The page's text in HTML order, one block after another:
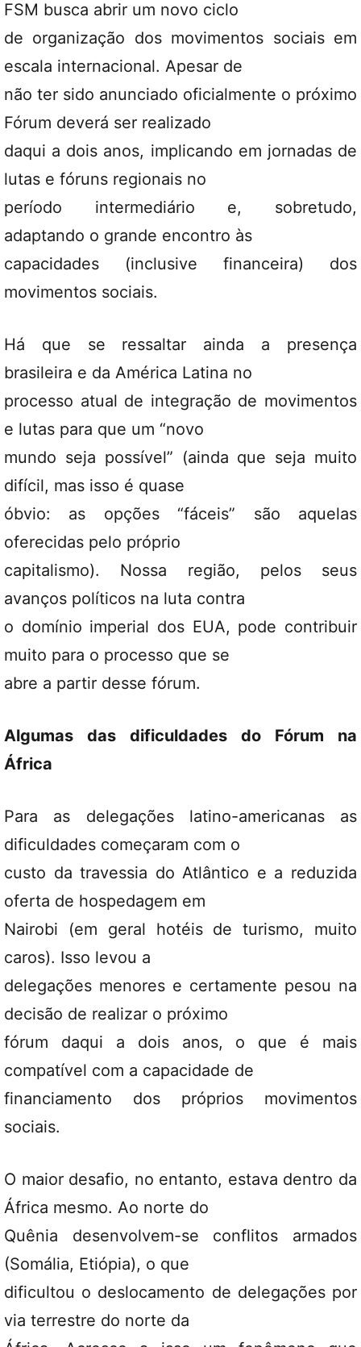
FSM busca abrir um novo ciclo
de organização dos movimentos sociais em
escala internacional. Apesar de
não ter sido anunciado oficialmente o próximo
Fórum deverá ser realizado
daqui a dois anos, implicando em jornadas de
lutas e fóruns regionais no
período intermediário e, sobretudo,
adaptando o grande encontro às
capacidades (inclusive financeira) dos
movimentos sociais.
Há que se ressaltar ainda a presença
brasileira e da América Latina no
processo atual de integração de movimentos
e lutas para que um “novo
mundo seja possível” (ainda que seja muito
difícil, mas isso é quase
óbvio: as opções “fáceis” são aquelas
oferecidas pelo próprio
capitalismo). Nossa região, pelos seus
avanços políticos na luta contra
o domínio imperial dos EUA, pode contribuir
muito para o processo que se
abre a partir desse fórum.
Algumas das dificuldades do Fórum na
África
Para as delegações latino-americanas as
dificuldades começaram com o
custo da travessia do Atlântico e a reduzida
oferta de hospedagem em
Nairobi (em geral hotéis de turismo, muito
caros). Isso levou a
delegações menores e certamente pesou na
decisão de realizar o próximo
fórum daqui a dois anos, o que é mais
compatível com a capacidade de
financiamento dos próprios movimentos
sociais.
O maior desafio, no entanto, estava dentro da
África mesmo. Ao norte do
Quênia desenvolvem-se conflitos armados
(Somália, Etiópia), o que
dificultou o deslocamento de delegações por
via terrestre do norte da